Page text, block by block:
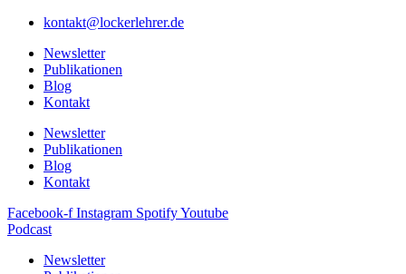
kontakt@lockerlehrer.de
Newsletter
Publikationen
Blog
Kontakt
Newsletter
Publikationen
Blog
Kontakt
Facebook-f Instagram SpotifyYoutube
Podcast
Newsletter